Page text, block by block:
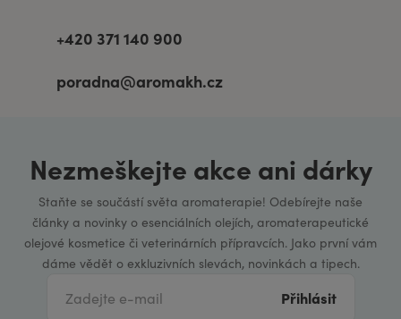
+420 371 140 900
poradna@aromakh.cz
Nezmeškejte akce ani dárky
Staňte se součástí světa aromaterapie! Odebírejte naše
články a novinky o esenciálních olejích, aromaterapeutické
olejové kosmetice či veterinárních přípravcích. Jako první vám
dáme vědět o exkluzivních slevách, novinkách a tipech.
Přihlásit